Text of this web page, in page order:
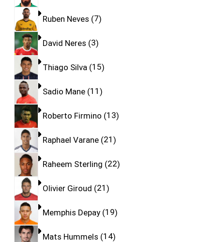
Ruben Neves 7
David Neres 3
Thiago Silva 15
Sadio Mane 11
Roberto Firmino 13
Raphael Varane 21
Raheem Sterling 22
Olivier Giroud 21
Memphis Depay 19
Mats Hummels 14